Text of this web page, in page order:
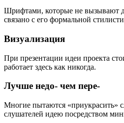
Шрифтами, которые не вызывают
связано с его формальной
Визуализация
При презентации идеи проекта
работает здесь как никогда.
Лучше недо- чем пере-
Многие пытаются «приукрасить»
слушателей идею посредством